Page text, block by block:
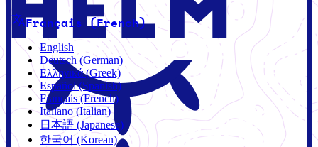
Français (French)
English
Deutsch (German)
Ελληνικά (Greek)
Español (Spanish)
Français (French)
Italiano (Italian)
日本語 (Japanese)
한국어 (Korean)